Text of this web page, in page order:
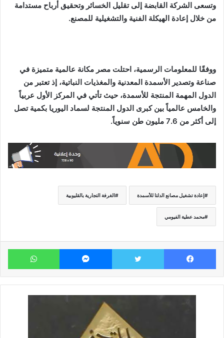
وتسعى الشركة القابضة إلى تقليل الخسائر وتحقيق أرباح مستدامة
من خلال إعادة الهيكلة الفنية والتشغيلية للمصنع.
ووفقًا للمعلومات الرسمية، احتلت مصر مكانة عالمية متميزة في
صناعة وتصدير الأسمدة المعدنية والمغذيات النباتية، إذ تعتبر من
الدول المهمة المنتجة للأسمدة، حيث تأتي في المركز الأول عربياً
والخامس عالمياً بين كبرى الدول المنتجة لسماد اليوريا بكمية تصل
إلى أكثر من 7.6 مليون طن سنوياً.
إعادة تشغيل مصانع الدلتا للأسمدة الغرفة التجارية بالقليوبية
محمد عطية الفيومي
فيسبوك تويتر ماسنجر